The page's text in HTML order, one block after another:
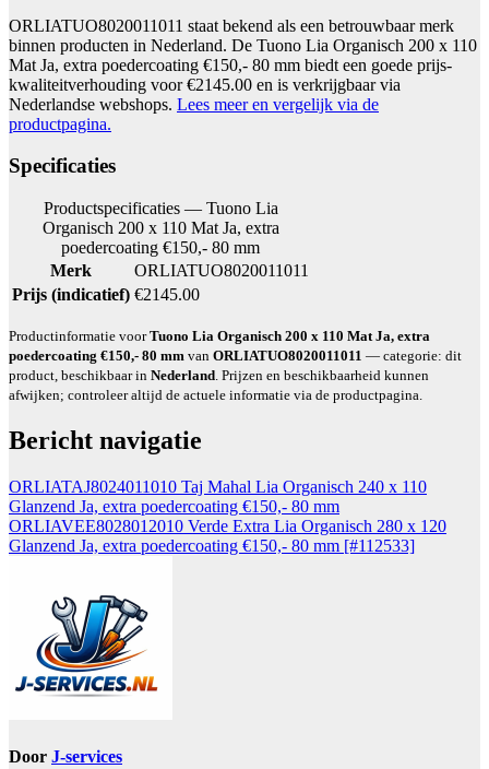
ORLIATUO8020011011 staat bekend als een betrouwbaar merk
binnen producten in Nederland. De Tuono Lia Organisch 200 x 110
Mat Ja, extra poedercoating €150,- 80 mm biedt een goede prijs-
kwaliteitverhouding voor €2145.00 en is verkrijgbaar via
Nederlandse webshops. Lees meer en vergelijk via de
productpagina.
Specificaties
Productspecificaties — Tuono Lia
Organisch 200 x 110 Mat Ja, extra
poedercoating €150,- 80 mm
Merk
ORLIATUO8020011011
Prijs (indicatief) €2145.00
Productinformatie voorTuono Lia Organisch 200 x 110 Mat Ja, extra
poedercoating €150,- 80 mm van ORLIATUO8020011011 — categorie: dit
product, beschikbaar in Nederland. Prijzen en beschikbaarheid kunnen
afwijken; controleer altijd de actuele informatie via de productpagina.
Bericht navigatie
ORLIATAJ8024011010 Taj Mahal Lia Organisch 240 x 110
Glanzend Ja, extra poedercoating €150,- 80 mm
ORLIAVEE8028012010 Verde Extra Lia Organisch 280 x 120
Glanzend Ja, extra poedercoating €150,- 80 mm [#112533]
Door J-services